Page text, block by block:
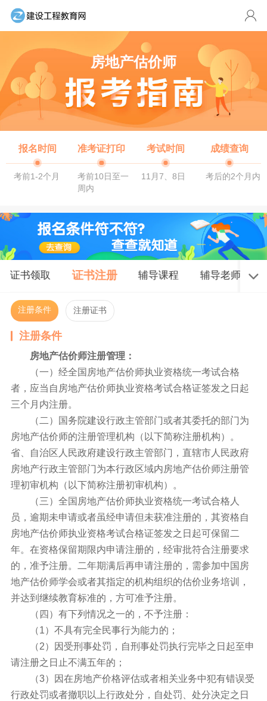
房地产估价师
报名时间
考前1-2个月
准考证打印
考前10日至一
周内
考试时间
11月7、8日
成绩查询
考后的2个月内
证书领取 证书注册 辅导课程 辅导老师
注册条件 注册证书
注册条件
房地产估价师注册管理：
（一）经全国房地产估价师执业资格统一考试合格
者，应当自房地产估价师执业资格考试合格证签发之日起
三个月内注册。
（二）国务院建设行政主管部门或者其委托的部门为
房地产估价师的注册管理机构（以下简称注册机构）。
省、自治区人民政府建设行政主管部门，直辖市人民政府
房地产行政主管部门为本行政区域内房地产估价师注册管
理初审机构（以下简称注册初审机构）。
（三）全国房地产估价师执业资格统一考试合格人
员，逾期未申请或者虽经申请但未获准注册的，其资格自
房地产估价师执业资格考试合格证签发之日起可保留二
年。在资格保留期限内申请注册的，经审批符合注册要求
的，准予注册。二年期满后再申请注册的，需参加中国房
地产估价师学会或者其指定的机构组织的估价业务培训，
并达到继续教育标准的，方可准予注册。
（四）有下列情况之一的，不予注册：
（1）不具有完全民事行为能力的；
（2）因受刑事处罚，自刑事处罚执行完毕之日起至申
请注册之日止不满五年的；
（3）因在房地产价格评估或者相关业务中犯有错误受
行政处罚或者撤职以上行政处分，自处罚、处分决定之日